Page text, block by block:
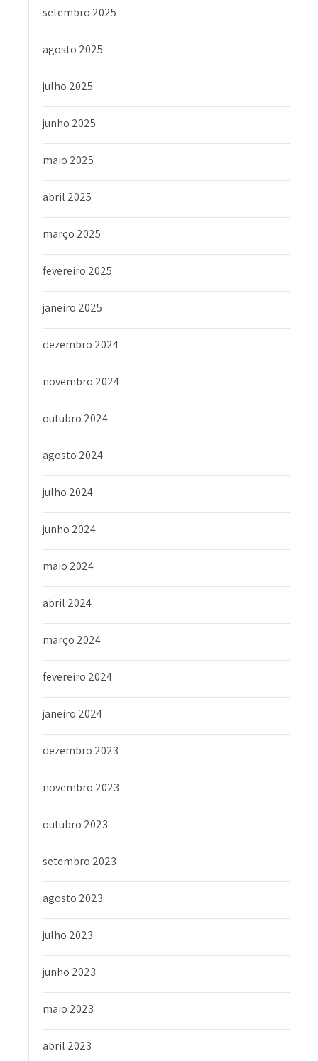
setembro 2025
agosto 2025
julho 2025
junho 2025
maio 2025
abril 2025
março 2025
fevereiro 2025
janeiro 2025
dezembro 2024
novembro 2024
outubro 2024
agosto 2024
julho 2024
junho 2024
maio 2024
abril 2024
março 2024
fevereiro 2024
janeiro 2024
dezembro 2023
novembro 2023
outubro 2023
setembro 2023
agosto 2023
julho 2023
junho 2023
maio 2023
abril 2023